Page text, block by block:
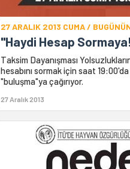
27 ARALIK 2013 CUMA /
"Haydi Hesap
Taksim Dayanışması
hesabını sormak için saat
"buluşma"ya çağırıyor.
27 Aralık 2013